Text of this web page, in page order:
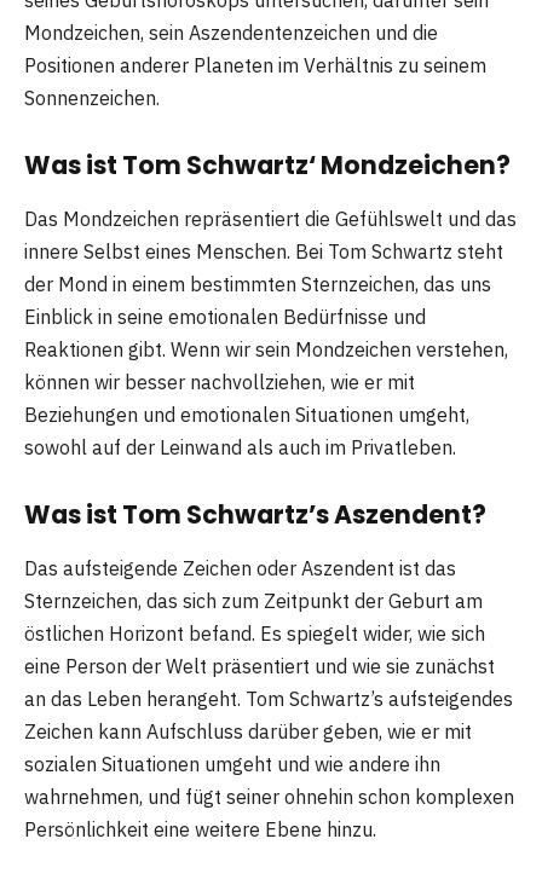
Mondzeichen, sein Aszendentenzeichen und die
Positionen anderer Planeten im Verhältnis zu seinem
Sonnenzeichen.
Was ist Tom Schwartz‘ Mondzeichen?
Das Mondzeichen repräsentiert die Gefühlswelt und das
innere Selbst eines Menschen. Bei Tom Schwartz steht
der Mond in einem bestimmten Sternzeichen, das uns
Einblick in seine emotionalen Bedürfnisse und
Reaktionen gibt. Wenn wir sein Mondzeichen verstehen,
können wir besser nachvollziehen, wie er mit
Beziehungen und emotionalen Situationen umgeht,
sowohl auf der Leinwand als auch im Privatleben.
Was ist Tom Schwartz’s Aszendent?
Das aufsteigende Zeichen oder Aszendent ist das
Sternzeichen, das sich zum Zeitpunkt der Geburt am
östlichen Horizont befand. Es spiegelt wider, wie sich
eine Person der Welt präsentiert und wie sie zunächst
an das Leben herangeht. Tom Schwartz’s aufsteigendes
Zeichen kann Aufschluss darüber geben, wie er mit
sozialen Situationen umgeht und wie andere ihn
wahrnehmen, und fügt seiner ohnehin schon komplexen
Persönlichkeit eine weitere Ebene hinzu.